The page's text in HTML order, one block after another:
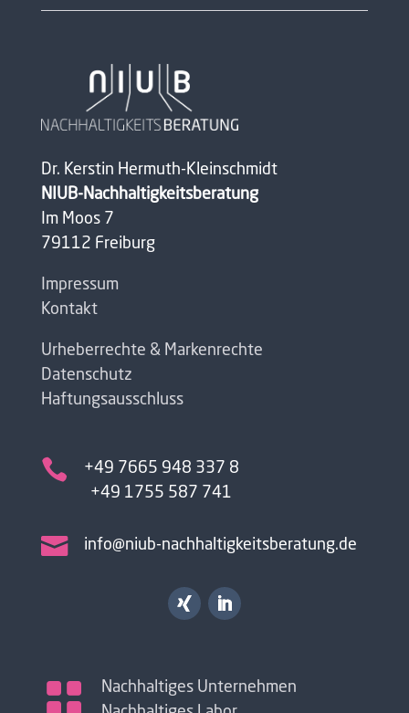
Dr. Kerstin Hermuth-Kleinschmidt
NIUB-Nachhaltigkeitsberatung
Im Moos 7
79112 Freiburg
Impressum
Kontakt
Urheberrechte & Markenrechte
Datenschutz
Haftungsausschluss

+49 7665 948 337 8
+49 1755 587 741
 info@niub-nachhaltigkeitsberatung.de

Nachhaltiges Unternehmen